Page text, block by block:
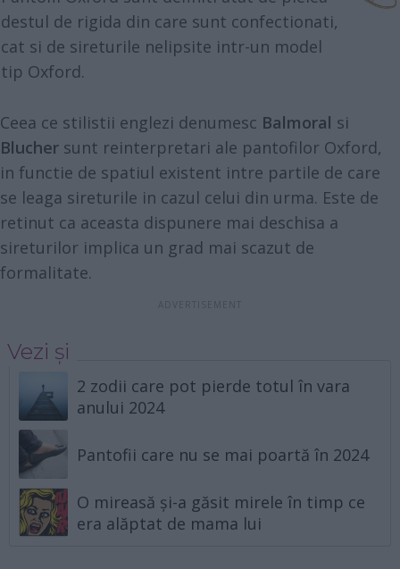
destul de rigida din care sunt confectionati,
cat si de sireturile nelipsite intr-un model
tip Oxford.
Ceea ce stilistii englezi denumesc Balmoral si
Blucher sunt reinterpretari ale pantofilor Oxford,
in functie de spatiul existent intre partile de care
se leaga sireturile in cazul celui din urma. Este de
retinut ca aceasta dispunere mai deschisa a
sireturilor implica un grad mai scazut de
formalitate.
Vezi și
2 zodii care pot pierde totul în vara
anului 2024
Pantofii care nu se mai poartă în 2024
O mireasă și-a găsit mirele în timp ce
era alăptat de mama lui